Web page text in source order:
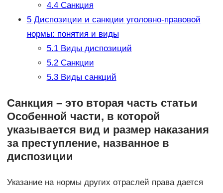
4.4Санкция
5Диспозиции и санкции уголовно-правовой
нормы: понятия и виды
5.1Виды диспозиций
5.2Санкции
5.3Виды санкций
Санкция – это вторая часть статьи
Особенной части, в которой
указывается вид и размер наказания
за преступление, названное в
диспозиции
Указание на нормы других отраслей права дается